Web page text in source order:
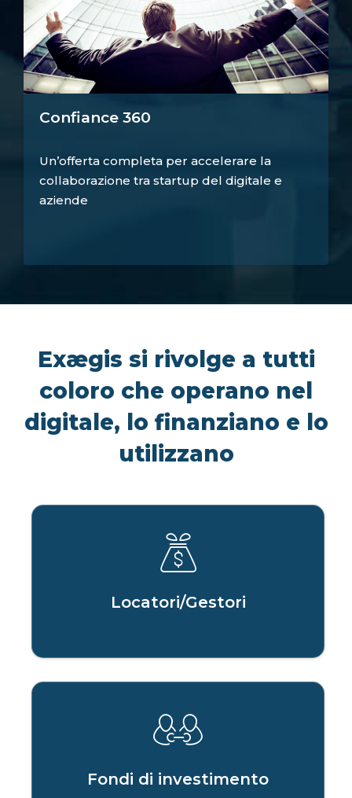
Confiance 360
Un’offerta completa per accelerare la
collaborazione tra startup del digitale e
aziende
Exægis si rivolge a tutti
coloro che operano nel
digitale, lo finanziano e lo
utilizzano
Locatori/Gestori
Fondi di investimento